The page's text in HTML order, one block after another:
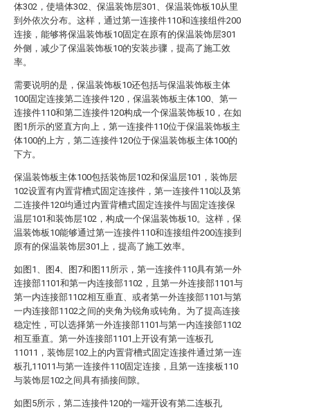
体302，使墙体302、保温装饰层301、保温装饰板10从里
到外依次分布。这样，通过第一连接件110和连接组件200
连接，能够将保温装饰板10固定在原有的保温装饰层301
外侧，减少了保温装饰板10的安装步骤，提高了施工效
率。
需要说明的是，保温装饰板10还包括与保温装饰板主体
100固定连接第二连接件120，保温装饰板主体100、第一
连接件110和第二连接件120构成一个保温装饰板10，在如
图1所示的竖直方向上，第一连接件110位于保温装饰板主
体100的上方，第二连接件120位于保温装饰板主体100的
下方。
保温装饰板主体100包括装饰层102和保温层101，装饰层
102设置有内置背槽式固定连接件，第一连接件110以及第
二连接件120均通过内置背槽式固定连接件与固定连接保
温层101和装饰层102，构成一个保温装饰板10。这样，保
温装饰板10能够通过第一连接件110和连接组件200连接到
原有的保温装饰层301上，提高了施工效率。
如图1、图4、图7和图11所示，第一连接件110具有第一外
连接部1101和第一内连接部1102，且第一外连接部1101与
第一内连接部1102相互垂直、或者第一外连接部1101与第
一内连接部1102之间的夹角为锐角或钝角。为了提高连接
稳定性，可以选择第一外连接部1101与第一内连接部1102
相互垂直。第一外连接部1101上开设有第一连板孔
11011，装饰层102上的内置背槽式固定连接件通过第一连
板孔11011与第一连接件110固定连接，且第一连接板110
与装饰层102之间具有插接间隙。
如图5所示，第二连接件120的一端开设有第二连板孔